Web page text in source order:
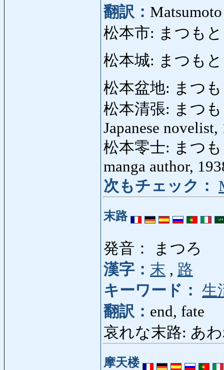
翻訳：
松本市: まつも
松本城: まつも
松本盆地: まつ
松本清張: まつ
Japanese
松本零士: まつも
manga author,
次もチェック：
末路
発音： まつろ
漢字： 末 , 路
キーワード： 生
翻訳： end, fate
哀れな末路: あ
摩天楼